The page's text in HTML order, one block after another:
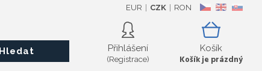
CZ EN SK
EUR CZK RON
Košík
Košík je prázdný
Přihlášení
(Registrace)
Hledat